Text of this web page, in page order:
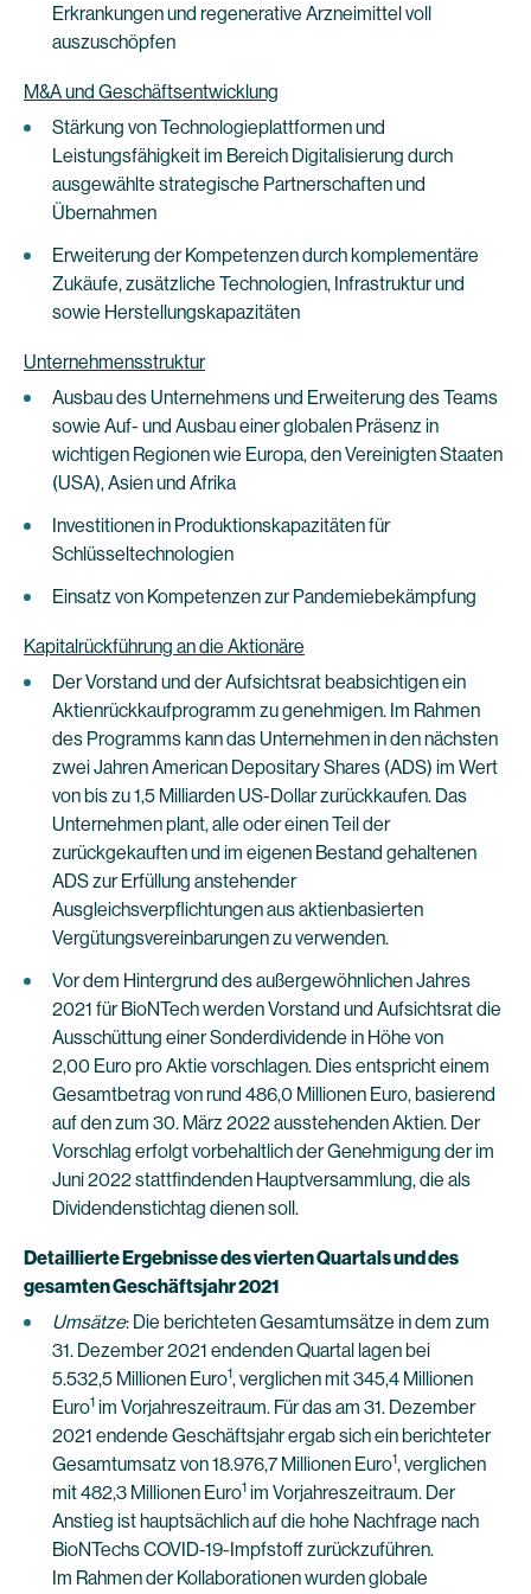
Erkrankungen und regenerative Arzneimittel voll
auszuschöpfen
M&A und Geschäftsentwicklung
Stärkung von Technologieplattformen und
Leistungsfähigkeit im Bereich Digitalisierung durch
ausgewählte strategische Partnerschaften und
Übernahmen
Erweiterung der Kompetenzen durch komplementäre
Zukäufe, zusätzliche Technologien, Infrastruktur und
sowie Herstellungskapazitäten
Unternehmensstruktur
Ausbau des Unternehmens und Erweiterung des Teams
sowie Auf- und Ausbau einer globalen Präsenz in
wichtigen Regionen wie Europa, den Vereinigten Staaten
(USA), Asien und Afrika
Investitionen in Produktionskapazitäten für
Schlüsseltechnologien
Einsatz von Kompetenzen zur Pandemiebekämpfung
Kapitalrückführung an die Aktionäre
Der Vorstand und der Aufsichtsrat beabsichtigen ein
Aktienrückkaufprogramm zu genehmigen. Im Rahmen
des Programms kann das Unternehmen in den nächsten
zwei Jahren American Depositary Shares (ADS) im Wert
von bis zu 1,5 Milliarden US-Dollar zurückkaufen. Das
Unternehmen plant, alle oder einen Teil der
zurückgekauften und im eigenen Bestand gehaltenen
ADS zur Erfüllung anstehender
Ausgleichsverpflichtungen aus aktienbasierten
Vergütungsvereinbarungen zu verwenden.
Vor dem Hintergrund des außergewöhnlichen Jahres
2021 für BioNTech werden Vorstand und Aufsichtsrat die
Ausschüttung einer Sonderdividende in Höhe von
2,00 Euro pro Aktie vorschlagen. Dies entspricht einem
Gesamtbetrag von rund 486,0 Millionen Euro, basierend
auf den zum 30. März 2022 ausstehenden Aktien. Der
Vorschlag erfolgt vorbehaltlich der Genehmigung der im
Juni 2022 stattfindenden Hauptversammlung, die als
Dividendenstichtag dienen soll.
Detaillierte Ergebnisse des vierten Quartals und des
gesamten Geschäftsjahr 2021
Umsätze: Die berichteten Gesamtumsätze in dem zum
31. Dezember 2021 endenden Quartal lagen bei
5.532,5 Millionen Euro1, verglichen mit 345,4 Millionen
Euro1 im Vorjahreszeitraum. Für das am 31. Dezember
2021 endende Geschäftsjahr ergab sich ein berichteter
Gesamtumsatz von 18.976,7 Millionen Euro1, verglichen
mit 482,3 Millionen Euro1 im Vorjahreszeitraum. Der
Anstieg ist hauptsächlich auf die hohe Nachfrage nach
BioNTechs COVID-19-Impfstoff zurückzuführen.
Im Rahmen der Kollaborationen wurden globale